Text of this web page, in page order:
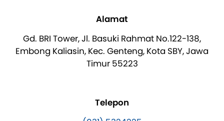
Alamat
Gd. BRI Tower, Jl. Basuki Rahmat No.122-138,
Embong Kaliasin, Kec. Genteng, Kota SBY, Jawa
Timur 55223
Telepon